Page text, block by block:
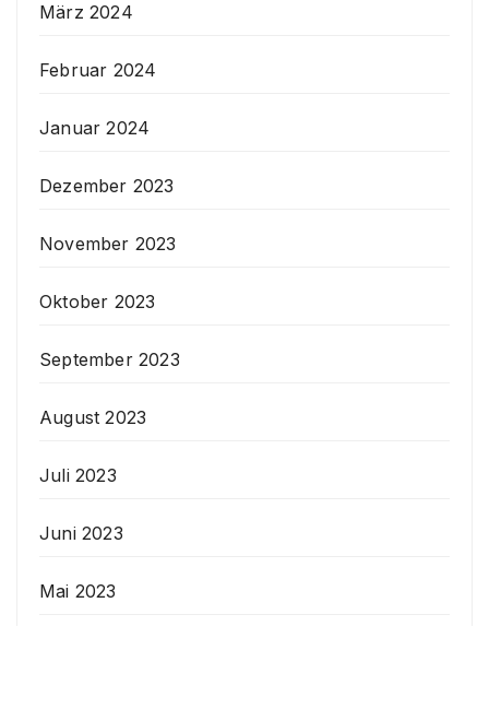
März 2024
Februar 2024
Januar 2024
Dezember 2023
November 2023
Oktober 2023
September 2023
August 2023
Juli 2023
Juni 2023
Mai 2023